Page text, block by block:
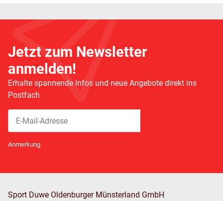
Jetzt zum Newsletter
anmelden!
Erhalte spannende Infos und neue Angebote direkt ins
Postfach
Anmerkung
Sport Duwe Oldenburger Münsterland GmbH